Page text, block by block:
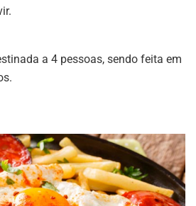
a 4 pessoas, sendo feita em